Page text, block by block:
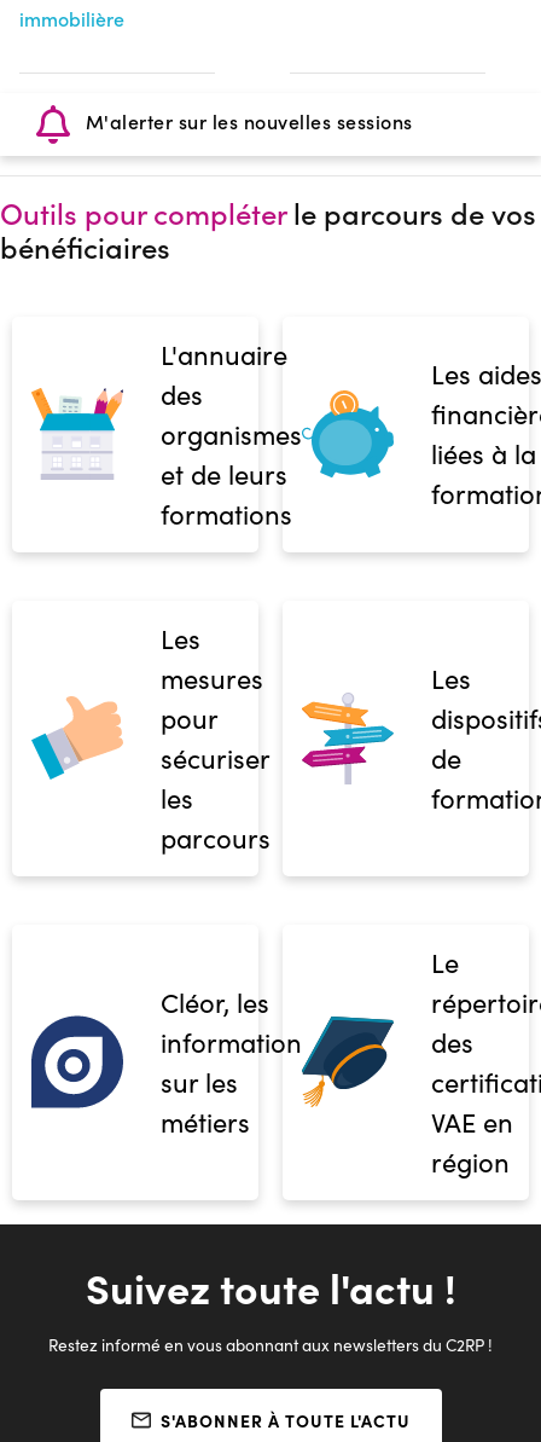
immobilière
M'alerter sur les nouvelles sessions
Outils pour compléterle parcours de vos
bénéficiaires
L'annuaire
des
organismes
et de leurs
formations
Les aides
liées à la
Les
mesures
pour
sécuriser
les
parcours
Les
de
Cléor, les
informations
sur les
métiers
Le
des
VAE en
région
Suivez toute l'actu !
Restez informé en vous abonnant aux newsletters du C2RP !
S'ABONNER À TOUTE L'ACTU